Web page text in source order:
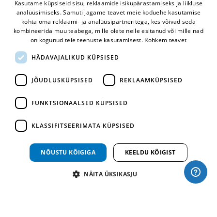
Mugav makseviis
ESTONIAN
RUSSIAN
Kasutame küpsiseid sisu, reklaamide isikupärastamiseks ja liikluse
analüüsimiseks. Samuti jagame teavet meie koduehe kasutamise
kohta oma reklaami- ja analüüsipartneritega, kes võivad seda
kombineerida muu teabega, mille olete neile esitanud või mille nad
on kogunud teie teenuste kasutamisest. Rohkem teavet
HÄDAVAJALIKUD KÜPSISED
JÕUDLUSKÜPSISED REKLAAMKÜPSISED
FUNKTSIONAALSED KÜPSISED
KLASSIFITSEERIMATA KÜPSISED
NÕUSTU KÕIGIGA KEELDU KÕIGIST
NÄITA ÜKSIKASJU